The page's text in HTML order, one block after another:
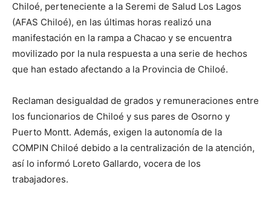
Chiloé, perteneciente a la Seremi de Salud Los Lagos
(AFAS Chiloé), en las últimas horas realizó una
manifestación en la rampa a Chacao y se encuentra
movilizado por la nula respuesta a una serie de hechos
que han estado afectando a la Provincia de Chiloé.
Reclaman desigualdad de grados y remuneraciones entre
los funcionarios de Chiloé y sus pares de Osorno y
Puerto Montt. Además, exigen la autonomía de la
COMPIN Chiloé debido a la centralización de la atención,
así lo informó Loreto Gallardo, vocera de los
trabajadores.